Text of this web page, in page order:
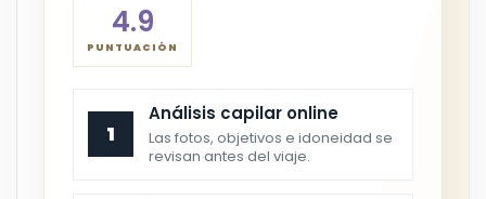
4.9
PUNTUACIÓN
1
Análisis capilar online
Las fotos, objetivos e idoneidad se
revisan antes del viaje.